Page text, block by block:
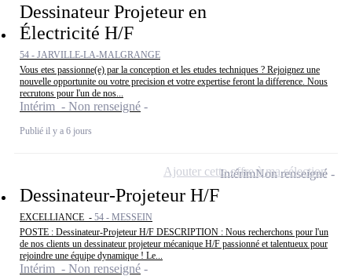
Dessinateur Projeteur en
Électricité H/F
54 - JARVILLE-LA-MALGRANGE
Vous etes passionne(e) par la conception et les etudes techniques ? Rejoignez une
nouvelle opportunite ou votre precision et votre expertise feront la difference. Nous
recrutons pour l'un de nos...
Intérim - Non renseigné
Publié il y a 6 jours
Dessinateur-Projeteur H/F
EXCELLIANCE - 54 - MESSEIN
POSTE : Dessinateur-Projeteur H/F DESCRIPTION : Nous recherchons pour l'un
de nos clients un dessinateur projeteur mécanique H/F passionné et talentueux pour
rejoindre une équipe dynamique ! Le...
Intérim - Non renseigné
IntérimNon renseigné
Ajouter cette offre à ma sélection